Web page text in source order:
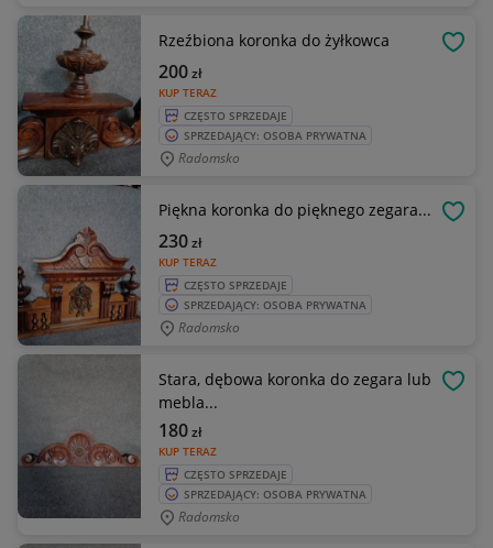
Rzeźbiona koronka do żyłkowca
KUP TERAZ
200zł
CZĘSTO SPRZEDAJE
SPRZEDAJĄCY: OSOBA PRYWATNA
Radomsko
Piękna koronka do pięknego zegara...
KUP TERAZ
230zł
CZĘSTO SPRZEDAJE
SPRZEDAJĄCY: OSOBA PRYWATNA
Radomsko
Stara, dębowa koronka do zegara lub
mebla...
KUP TERAZ
180zł
CZĘSTO SPRZEDAJE
SPRZEDAJĄCY: OSOBA PRYWATNA
Radomsko